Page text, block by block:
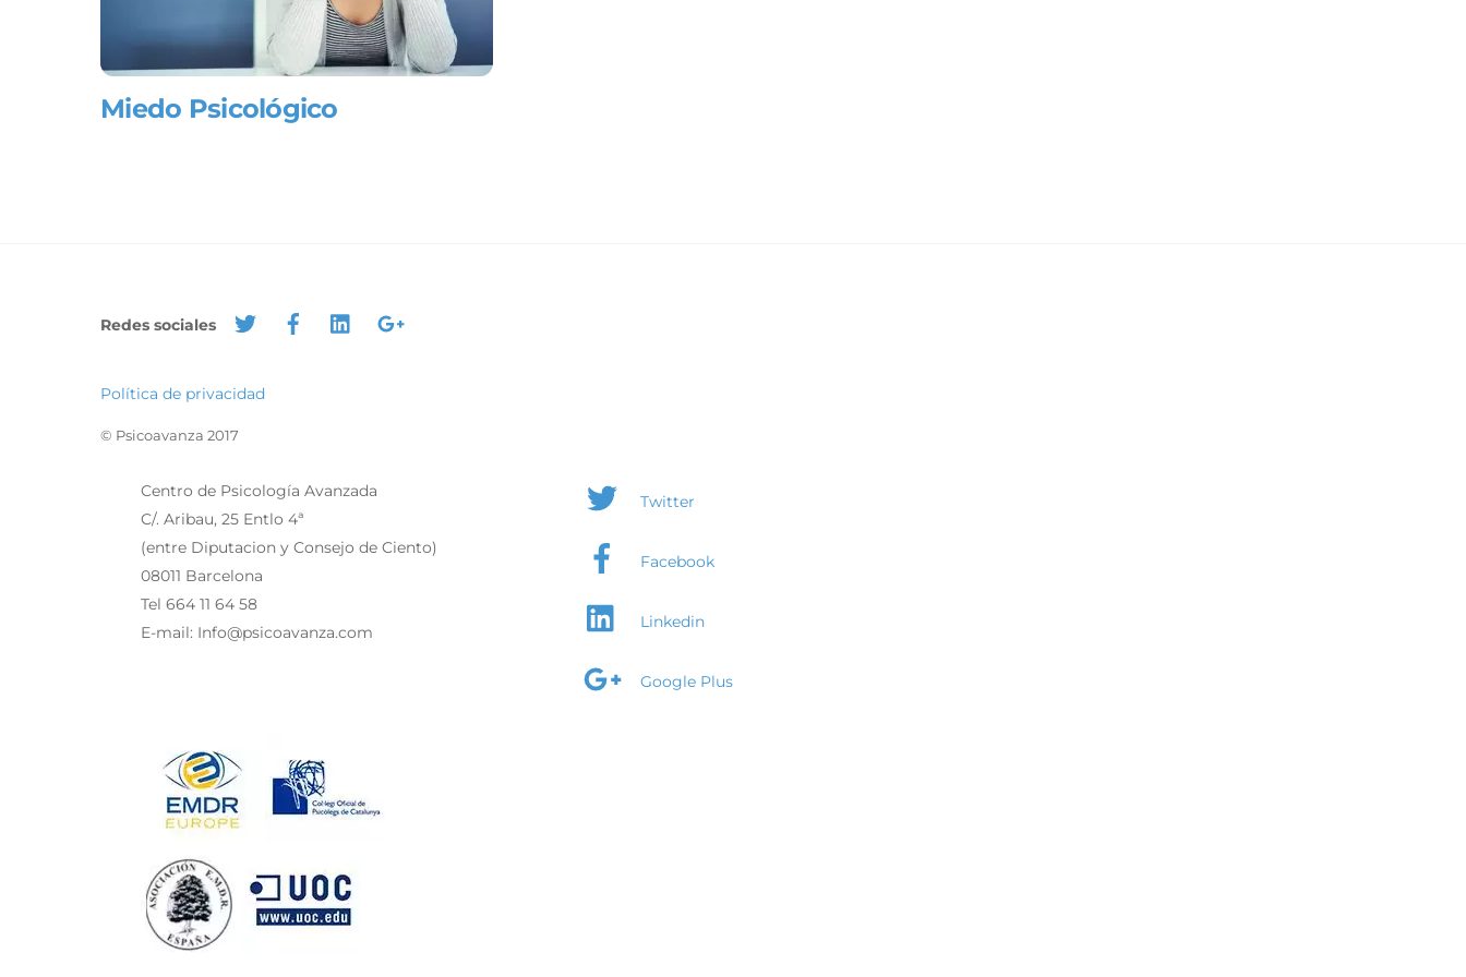
Miedo Psicológico
Redes sociales
Política de privacidad
© Psicoavanza 2017
Centro de Psicología Avanzada
C/. Aribau, 25 Entlo 4ª
(entre Diputacion y Consejo de Ciento)
08011 Barcelona
Tel 664 11 64 58
E-mail: Info@psicoavanza.com
Twitter
Facebook
Linkedin
Google Plus